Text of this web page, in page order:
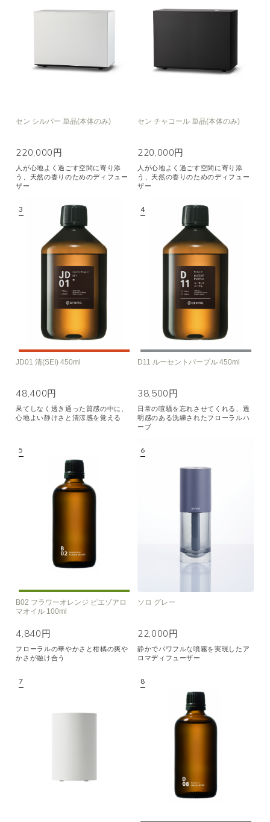
セン シルバー 単品(本体のみ)
220,000円
人が心地よく過ごす空間に寄り添
う、天然の香りのためのディフュー
ザー
セン チャコール 単品(本体のみ)
220,000円
人が心地よく過ごす空間に寄り添
う、天然の香りのためのディフュー
ザー
JD01 清(SEI) 450ml
48,400円
果てしなく透き通った質感の中に、
心地よい静けさと清涼感を覚える
D11 ルーセントパープル 450ml
38,500円
日常の喧騒を忘れさせてくれる、透
明感のある洗練されたフローラルハ
ーブ
B02 フラワーオレンジ ピエゾアロ
マオイル 100ml
4,840円
フローラルの華やかさと柑橘の爽や
かさが融け合う
ソロ グレー
22,000円
静かでパワフルな噴霧を実現したア
ロマディフューザー